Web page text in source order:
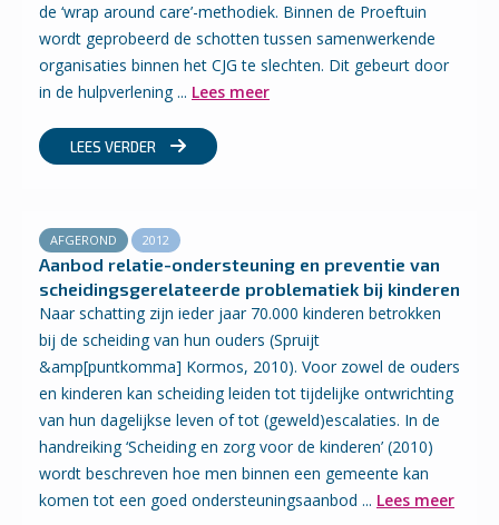
de ‘wrap around care’-methodiek. Binnen de Proeftuin
wordt geprobeerd de schotten tussen samenwerkende
organisaties binnen het CJG te slechten. Dit gebeurt door
in de hulpverlening ... Lees meer
LEES VERDER
AFGEROND 2012
Aanbod relatie-ondersteuning en preventie van
scheidingsgerelateerde problematiek bij kinderen
Naar schatting zijn ieder jaar 70.000 kinderen betrokken
bij de scheiding van hun ouders (Spruijt
&amp[puntkomma] Kormos, 2010). Voor zowel de ouders
en kinderen kan scheiding leiden tot tijdelijke ontwrichting
van hun dagelijkse leven of tot (geweld)escalaties. In de
handreiking ‘Scheiding en zorg voor de kinderen’ (2010)
wordt beschreven hoe men binnen een gemeente kan
komen tot een goed ondersteuningsaanbod ... Lees meer